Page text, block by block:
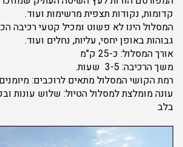
קדומות, נקודות תצפית מרשימות ועוד.
המסלול הינו לא פשוט ומכיל קטעי רכיבה
גבוהות באופן יחסי, עליות, נחלים ועוד.
אורך המסלול: כ-25 ק"מ
משך הרכיבה: 3-5 שעות.
רמת הקושי המסלול מתאים לרוכבים: מיומנים
עונה מומלצת למסלול הטיול: שלוש עונות
בלב